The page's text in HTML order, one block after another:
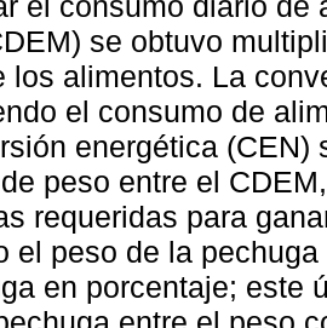
se obtuvo
los alimentos. La
el consumo de
energética
peso entre el
requeridas para
el peso de la
en porcentaje; este